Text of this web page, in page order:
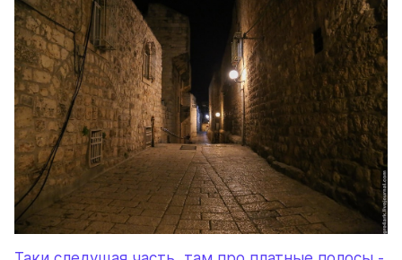
Таки следущая часть, там про платные полосы -
>
добавить меня в друзья
Советую также подписаться: